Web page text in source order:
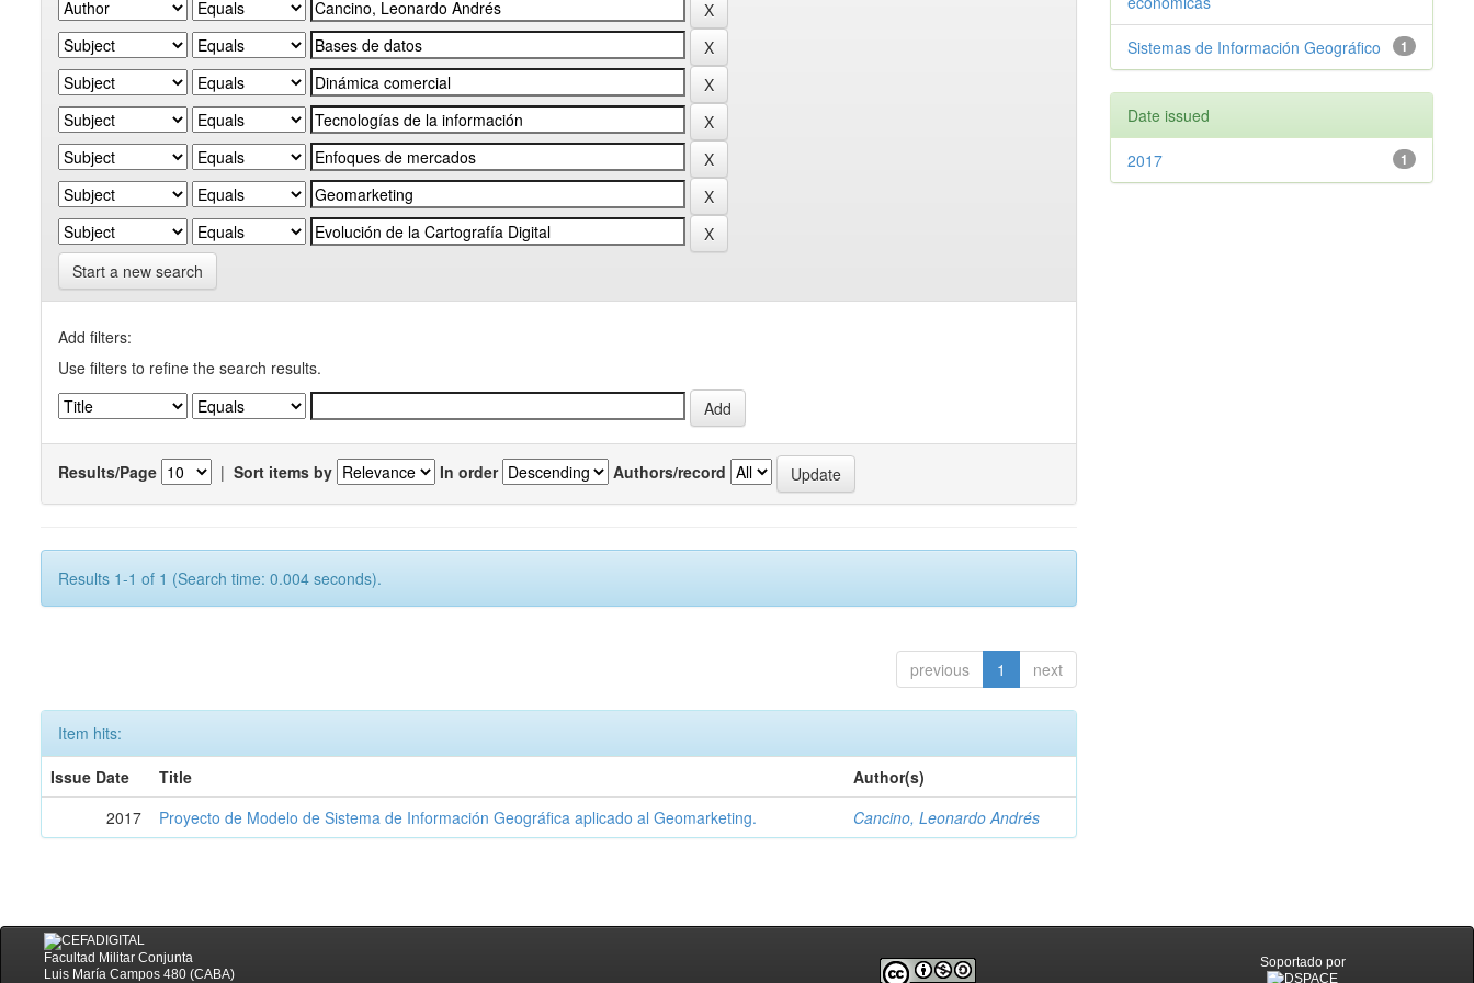
Start a new search
Add filters:
Use filters to refine the search results.
Results/Page | Sort items by In order Authors/record
Results 1-1 of 1 (Search time: 0.004 seconds).
previous 1 next
Item hits:
Issue Date
Title
Author(s)
2017
Proyecto de Modelo de Sistema de Información Geográfica aplicado al Geomarketing. Cancino, Leonardo Andrés
1
Sistemas de Información Geográfico
Date issued
1
2017
Facultad Militar Conjunta
Luis María Campos 480 (CABA)
Soportado por